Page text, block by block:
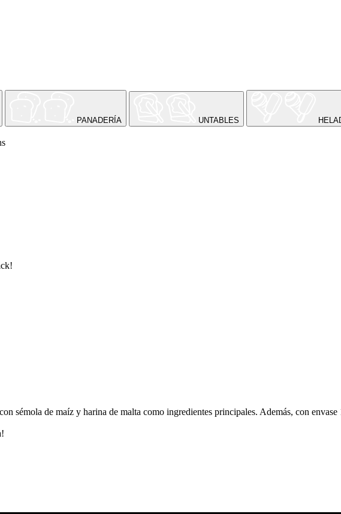
PANADERÍA UNTABLES
sémola de maíz y harina de malta como ingredientes principales. Además, con envase